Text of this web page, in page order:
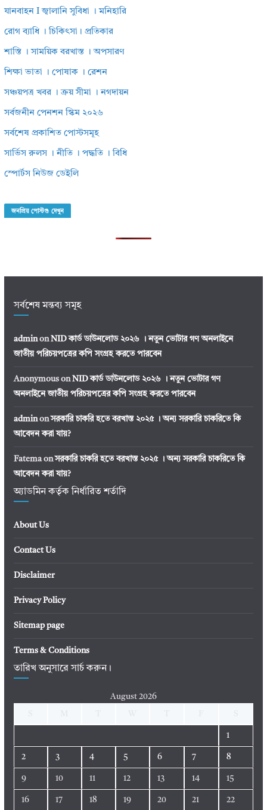
যানবাহন I জ্বালানি সুবিধা । মনিহারি
রোগ ব্যাধি । চিকিৎসা। প্রতিকার
শাস্তি । সাময়িক বরখাস্ত । অপসারণ
শিক্ষা ভাতা । পোষাক । রেশন
সঞ্চয়পত্র খবর । ক্রয় সীমা । নগদায়ন
সর্বজনীন পেনশন স্কিম ২০২৬
সর্বশেষ প্রকাশিত পোস্টসমূহ
সার্ভিস রুলস । নীতি । পদ্ধতি । বিধি
স্পোর্টস নিউজ ডেইলি
জনপ্রিয় পোস্টগু দেখুন
সর্বশেষ মন্তব্য সমূহ
adminon NID কার্ড ডাউনলোড ২০২৬ । নতুন ভোটার গণ অনলাইনে
জাতীয় পরিচয়পত্রের কপি সংগ্রহ করতে পারবেন
Anonymouson NID কার্ড ডাউনলোড ২০২৬ । নতুন ভোটার গণ
অনলাইনে জাতীয় পরিচয়পত্রের কপি সংগ্রহ করতে পারবেন
adminonসরকারি চাকরি হতে বরখাস্ত ২০২৫ । অন্য সরকারি চাকরিতে কি
আবেদন করা যায়?
Fatemaonসরকারি চাকরি হতে বরখাস্ত ২০২৫ । অন্য সরকারি চাকরিতে কি
আবেদন করা যায়?
অ্যাডমিন কর্তৃক নির্ধারিত শর্তাদি
About Us
Contact Us
Disclaimer
Privacy Policy
Sitemap page
Terms & Conditions
তারিখ অনুসারে সার্চ করুন।
August 2026
1
2 3 4 5 6 7 8
9 10 11 12 13 14 15
16 17 18 19 20 21 22